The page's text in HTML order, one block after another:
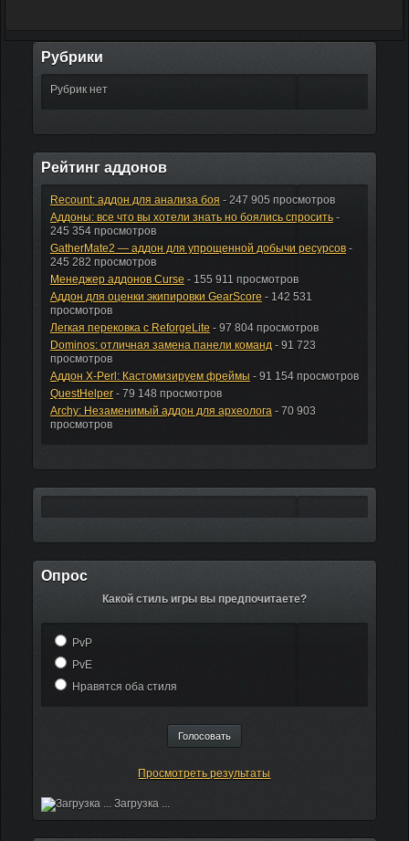
Рубрики
Рубрик нет
Рейтинг аддонов
Recount: аддон для анализа боя - 247 905 просмотров
Аддоны: все что вы хотели знать но боялись спросить-
245 354 просмотров
GatherMate2 — аддон для упрощенной добычи ресурсов-
245 282 просмотров
Менеджер аддонов Curse - 155 911 просмотров
Аддон для оценки экипировки GearScore - 142 531
просмотров
Легкая перековка с ReforgeLite - 97 804 просмотров
Dominos: отличная замена панели команд - 91 723
просмотров
Аддон X-Perl: Кастомизируем фреймы - 91 154 просмотров
QuestHelper- 79 148 просмотров
Archy: Незаменимый аддон для археолога - 70 903
просмотров
Опрос
Какой стиль игры вы предпочитаете?
PvP
PvE
Нравятся оба стиля
Просмотреть результаты
Загрузка ...